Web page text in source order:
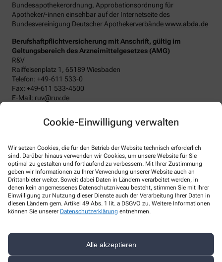
Cookie-Einwilligung verwalten
Wir setzen Cookies, die für den Betrieb der Website technisch erforderlich
sind. Darüber hinaus verwenden wir Cookies, um unsere Website für Sie
optimal zu gestalten und fortlaufend zu verbessern. Mit Ihrer Zustimmung
geben wir Informationen zu Ihrer Verwendung unserer Website auch an
Drittanbieter weiter. Soweit dabei Daten in Ländern verarbeitet werden, in
denen kein angemessenes Datenschutzniveau besteht, stimmen Sie mit Ihrer
Einwilligung zur Nutzung dieser Dienste auch der Verarbeitung Ihrer Daten in
diesen Ländern gem. Artikel 49 Abs. 1 lit. a DSGVO zu. Weitere Informationen
können Sie unserer Datenschutzerklärung entnehmen.
Alle akzeptieren
Bundesapothekerordnung, Approbationsordnung für
Apotheker/-innen einsehbar auf der Internetseite des
Bundesvereinigung Deutscher Apothekerverbändewww.abda.de
Berufshaftpflichtversicherung mit Anschrift, gültig im
Geltungsbereich des Arzneimittelgesetzes (AMG)
R&V
Raiffeisenplatz 1, 65189 Wiesbaden
Telefon: +49-611 533-0
Fax: +49-611 533-4500
E-Mail: ruv@ruv.de
Datenschutzbeauftragter:
Telefon :
Fax:
Email:
Website:
Wir sind weder verpflichtet noch bereit, an einem
Streitbeilegungsverfahren vor einer Verbraucherschlichtungsstelle